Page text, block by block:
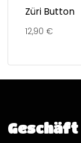
Züri Button
12,90 €
Geschäft